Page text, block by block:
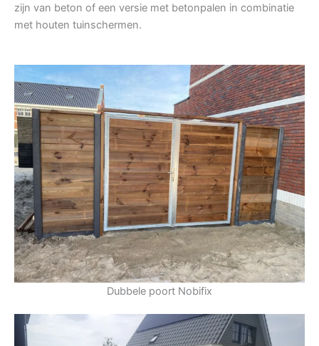
zijn van beton of een versie met betonpalen in combinatie
met houten tuinschermen.
Dubbele poort Nobifix